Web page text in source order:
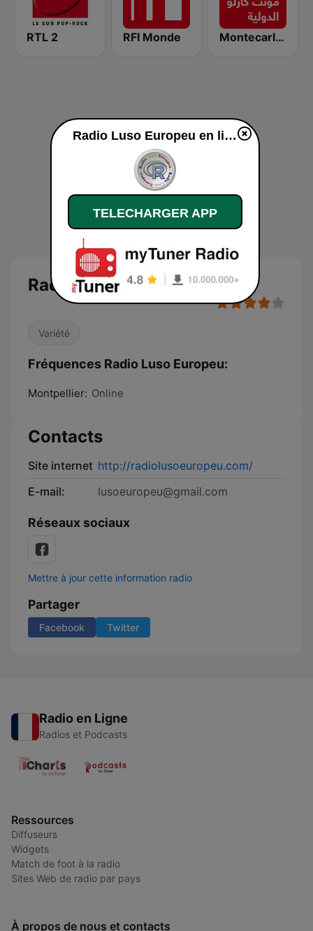
RTL 2 RFI Monde Montecarlo al doualiya (مونت كارلو الدولية)
Radio Luso Europeu
Variété
Fréquences Radio Luso Europeu:
Montpellier: Online
Contacts
Site internet http://radiolusoeuropeu.com/
E-mail:
lusoeuropeu@gmail.com
Réseaux sociaux
Mettre à jour cette information radio
Partager
Facebook Twitter
Radio en Ligne
Radios et Podcasts
Ressources
Diffuseurs
Widgets
Match de foot à la radio
Sites Web de radio par pays
À propos de nous et contacts
Radio Luso Europeu en ligne
TELECHARGER APP